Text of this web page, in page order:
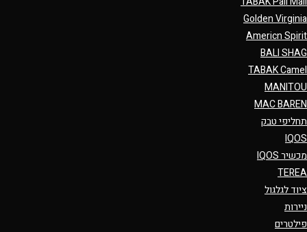
Golden Virginia
Americn Spirit
BALI SHAG
TABAK Camel
MANITOU
MAC BAREN
תחליפי טבק
IQOS
מכשיר IQOS
TEREA
ציוד לגלגול
ניירות
פילטרים